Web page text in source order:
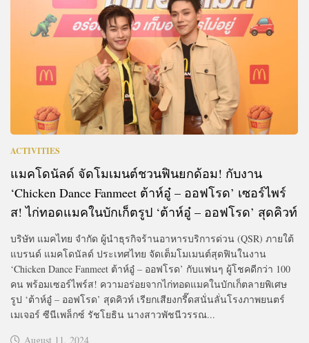
ACTIVITIES
แมคโดนัลด์ จัดโมเมนต์ชวนฟินยกด้อม! กับงาน
‘Chicken Dance Fanmeet ต้าห์อู๋ – ออฟโรด’ เซอร์ไพร์
ส! ไก่ทอดแมคในบักเก็ตรูป ‘ต้าห์อู๋ – ออฟโรด’ สุดคิวท์
บริษัท แมคไทย จำกัด ผู้นำธุรกิจร้านอาหารบริการด่วน (QSR) ภายใต้
แบรนด์ แมคโดนัลด์ ประเทศไทย จัดเต็มโมเมนต์สุดฟินในงาน
‘Chicken Dance Fanmeet ต้าห์อู๋ – ออฟโรด’ กับแฟนๆ ผู้โชคดีกว่า 100
คน พร้อมเซอร์ไพร์ส! ความอร่อยจากไก่ทอดแมคในบักเก็ตลายพิเศษ
รูป ‘ต้าห์อู๋ – ออฟโรด’ สุดคิวท์ เรียกเสียงกรี๊ดสนั่นลั่นโรงภาพยนตร์
เมเจอร์ ซีนีเพล็กซ์ รัชโยธิน นางสาวพัชนีวรรณ...
August 11, 2024